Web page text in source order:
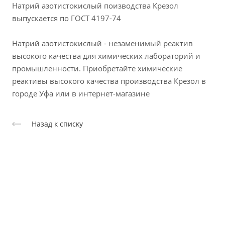
Натрий азотистокислый поизводства Крезол
выпускается по ГОСТ 4197-74
Натрий азотистокислый - незаменимый реактив
высокого качества для химических лабораторий и
промышленности. Приобретайте химические
реактивы высокого качества производства Крезол в
городе Уфа или в интернет-магазине
Назад к списку